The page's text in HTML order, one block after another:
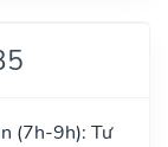
(7h-9h): Tư